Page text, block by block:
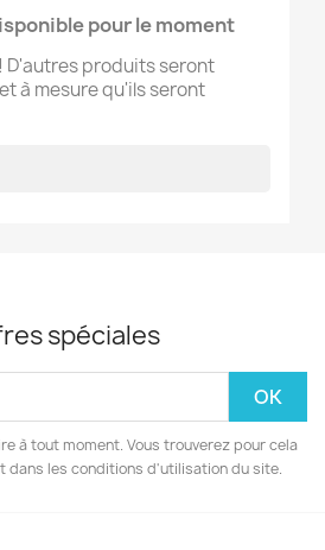
pour le moment
D'autres produits seront
à mesure qu'ils seront
spéciales
à tout moment. Vous trouverez pour cela
dans les conditions d'utilisation du site.